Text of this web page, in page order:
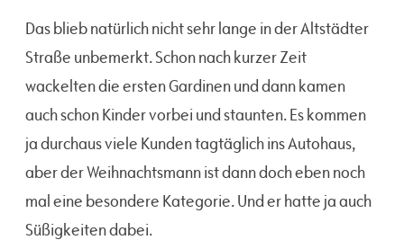
Das blieb natürlich nicht sehr lange in der Altstädter
Straße unbemerkt. Schon nach kurzer Zeit
wackelten die ersten Gardinen und dann kamen
auch schon Kinder vorbei und staunten. Es kommen
ja durchaus viele Kunden tagtäglich ins Autohaus,
aber der Weihnachtsmann ist dann doch eben noch
mal eine besondere Kategorie. Und er hatte ja auch
Süßigkeiten dabei.